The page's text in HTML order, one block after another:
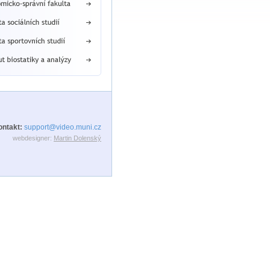
support@video.muni.cz
webdesigner: Martin Dolenský